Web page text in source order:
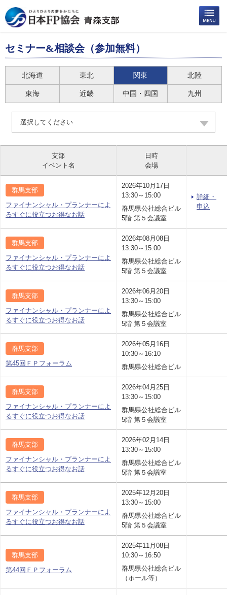
セミナー&相談会（参加無料）
北海道 東北 関東 北陸
東海 近畿 中国・四国 九州
選択してください
支部
イベント名
日時
会場
群馬支部
ファイナンシャル・プランナーによ
るすぐに役立つお得なお話
2026年10月17日
13:30～15:00
群馬県公社総合ビル
5階 第５会議室
詳細・
申込
群馬支部
ファイナンシャル・プランナーによ
るすぐに役立つお得なお話
2026年08月08日
13:30～15:00
群馬県公社総合ビル
5階 第５会議室
群馬支部
ファイナンシャル・プランナーによ
るすぐに役立つお得なお話
2026年06月20日
13:30～15:00
群馬県公社総合ビル
5階 第５会議室
群馬支部
第45回ＦＰフォーラム
2026年05月16日
10:30～16:10
群馬県公社総合ビル
群馬支部
ファイナンシャル・プランナーによ
るすぐに役立つお得なお話
2026年04月25日
13:30～15:00
群馬県公社総合ビル
5階 第５会議室
群馬支部
ファイナンシャル・プランナーによ
るすぐに役立つお得なお話
2026年02月14日
13:30～15:00
群馬県公社総合ビル
5階 第５会議室
群馬支部
ファイナンシャル・プランナーによ
るすぐに役立つお得なお話
2025年12月20日
13:30～15:00
群馬県公社総合ビル
5階 第５会議室
群馬支部
第44回ＦＰフォーラム
2025年11月08日
10:30～16:50
群馬県公社総合ビル
（ホール等）